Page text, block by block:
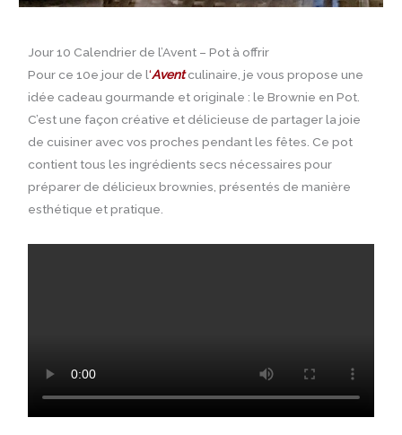
Jour 10 Calendrier de l’Avent – Pot à offrir
Pour ce 10e jour de l‘Aventculinaire, je vous propose une
idée cadeau gourmande et originale : le Brownie en Pot.
C’est une façon créative et délicieuse de partager la joie
de cuisiner avec vos proches pendant les fêtes. Ce pot
contient tous les ingrédients secs nécessaires pour
préparer de délicieux brownies, présentés de manière
esthétique et pratique.